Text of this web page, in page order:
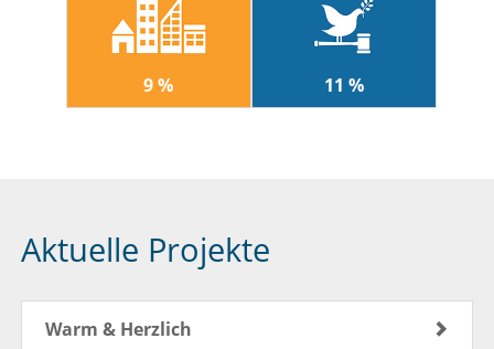
9 % 11 %
Aktuelle Projekte
Warm & Herzlich